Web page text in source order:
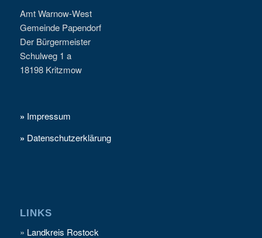
Amt Warnow-West
Gemeinde Papendorf
Der Bürgermeister
Schulweg 1 a
18198 Kritzmow
» Impressum
» Datenschutzerklärung
LINKS
» Landkreis Rostock